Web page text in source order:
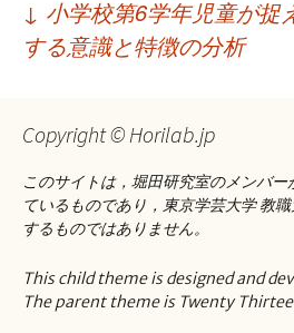
ビ
ー
ョ
ン
↓ 小学校第6学年児童が捉
する意識と特徴の分析
Copyright © Horilab.jp
このサイトは，堀田研究室のメンバー
ているものであり，東京学芸大学 教
するものではありません。
This child theme is designed and
The parent theme is Twenty